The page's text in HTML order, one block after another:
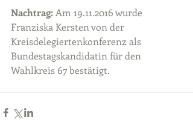
Nachtrag: Am 19.11.2016 wurde
Franziska Kersten von der
Kreisdelegiertenkonferenz als
Bundestagskandidatin für den
Wahlkreis 67 bestätigt.